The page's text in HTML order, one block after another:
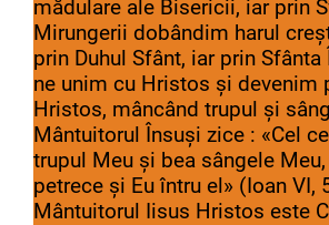
mădulare ale Bisericii, iar prin
Mirungerii dobândim harul
prin Duhul Sfânt, iar prin
ne unim cu Hristos și devenim
Hristos, mâncând trupul și
Mântuitorul Însuși zice : «Cel
trupul Meu și bea sângele
petrece și Eu întru el» (Ioan VI,
Mântuitorul Iisus Hristos este